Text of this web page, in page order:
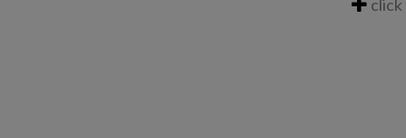
click